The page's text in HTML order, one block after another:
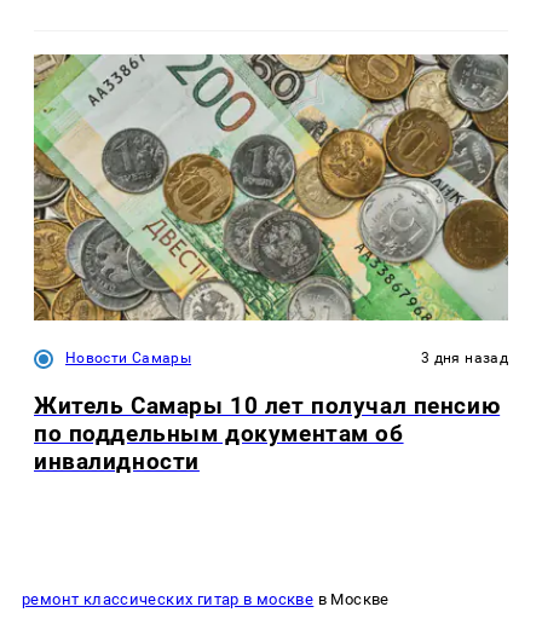
Новости Самары 3 дня назад
Житель Самары 10 лет получал пенсию
по поддельным документам об
инвалидности
ремонт классических гитар в москве в Москве